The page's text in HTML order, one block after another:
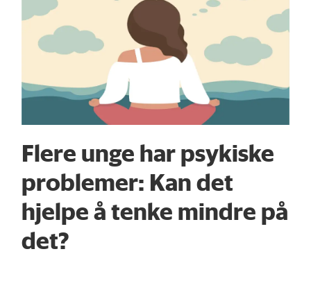
Flere unge har psykiske
problemer: Kan det
hjelpe å tenke mindre på
det?